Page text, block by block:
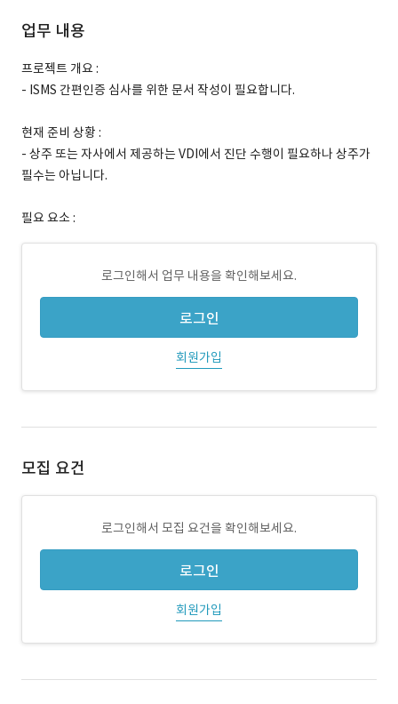
업무 내용
프로젝트 개요 :
- ISMS 간편인증 심사를 위한 문서 작성이 필요합니다.
현재 준비 상황 :
- 상주 또는 자사에서 제공하는 VDI에서 진단 수행이 필요하나 상주가
필수는 아닙니다.
필요 요소 :
로그인해서 업무 내용을 확인해보세요.
로그인
회원가입
모집 요건
로그인해서 모집 요건을 확인해보세요.
로그인
회원가입